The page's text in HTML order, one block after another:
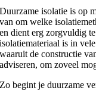
Duurzame isolatie is op
van om welke
en dient erg zorgvuldig
isolatiemateriaal is in
waaruit de constructie
adviseren, om zoveel
Zo begint je duurzame